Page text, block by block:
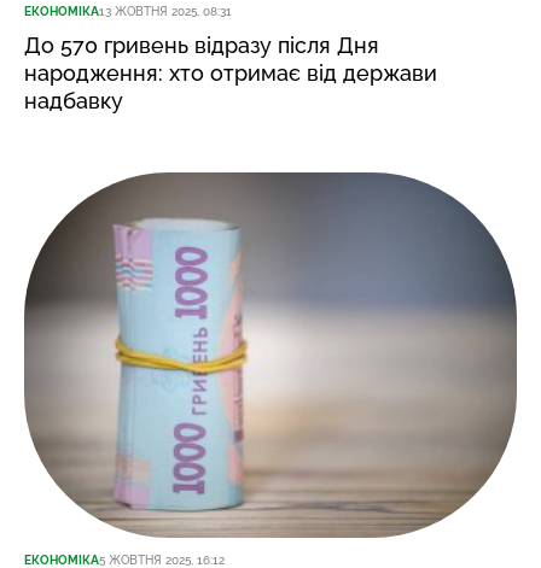
ЕКОНОМІКА13 ЖОВТНЯ 2025, 08:31
До 570 гривень відразу після Дня
народження: хто отримає від держави
надбавку
ЕКОНОМІКА5 ЖОВТНЯ 2025, 16:12